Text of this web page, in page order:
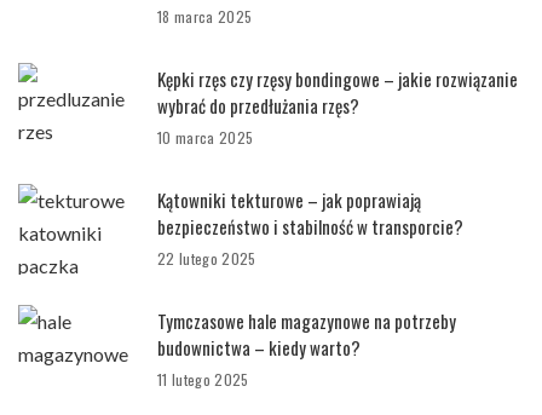
18 marca 2025
Kępki rzęs czy rzęsy bondingowe – jakie rozwiązanie
wybrać do przedłużania rzęs?
10 marca 2025
Kątowniki tekturowe – jak poprawiają
bezpieczeństwo i stabilność w transporcie?
22 lutego 2025
Tymczasowe hale magazynowe na potrzeby
budownictwa – kiedy warto?
11 lutego 2025